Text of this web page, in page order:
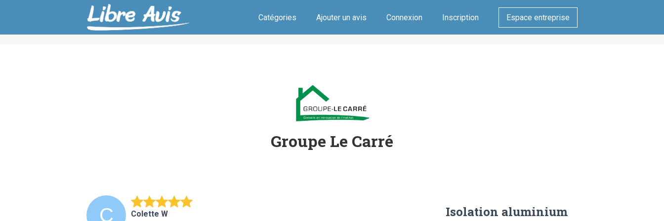
Catégories Ajouter un avis Connexion Inscription Espace entreprise
Groupe Le Carré
Colette W Isolation aluminium